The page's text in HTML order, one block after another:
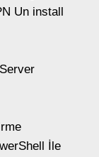
Un install
İle